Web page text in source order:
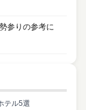
参りの参考に
テル5選